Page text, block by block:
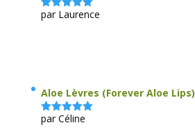
Note5sur
par Laurence
Aloe Lèvres (Forever Aloe Lips)
Note5sur
par Céline